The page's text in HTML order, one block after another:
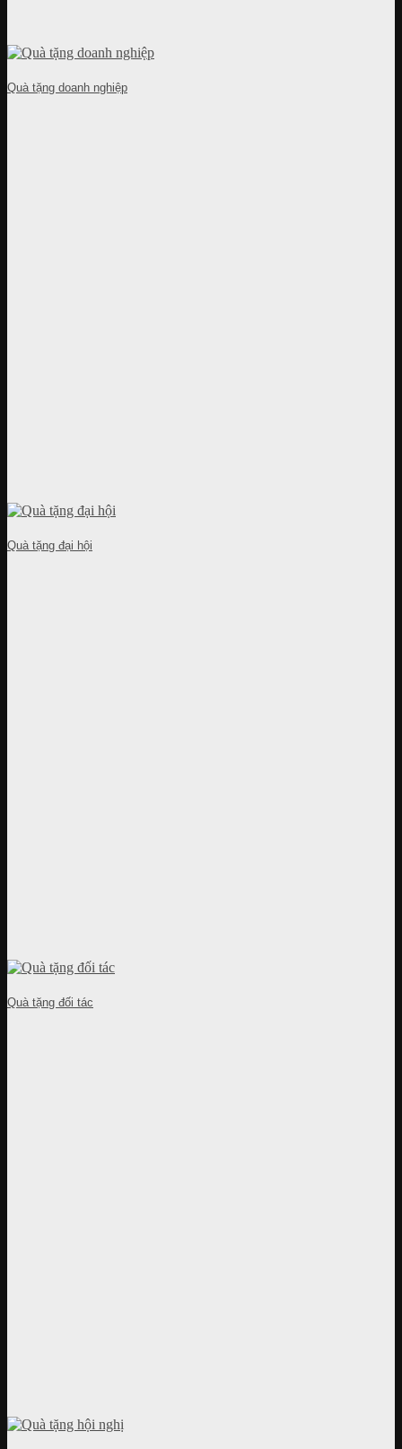
Quà tặng doanh nghiệp
Quà tặng đại hội
Quà tặng đối tác